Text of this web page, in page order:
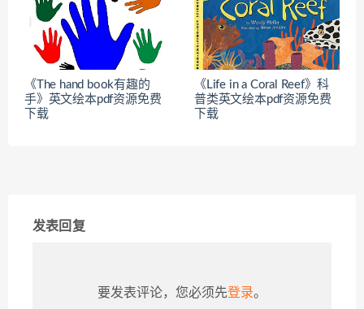
《The hand book有趣的
手》英文绘本pdf资源免费
下载
《Life in a Coral Reef》科
普类英文绘本pdf资源免费
下载
发表回复
要发表评论，您必须先登录。